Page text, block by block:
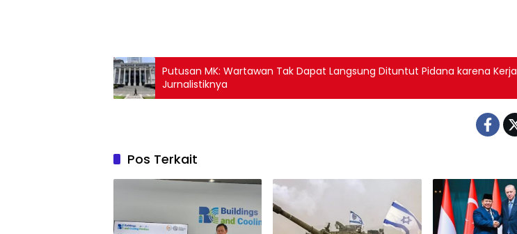
Putusan MK: Wartawan Tak Dapat Langsung Dituntut Pidana karena Kerja
Jurnalistiknya
Pos Terkait